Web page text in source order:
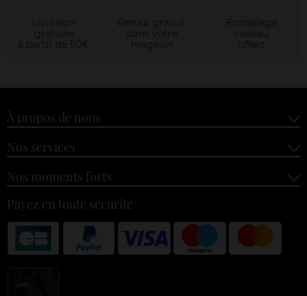
À propos de nous
Nos services
Nos moments forts
Payez en toute sécurité